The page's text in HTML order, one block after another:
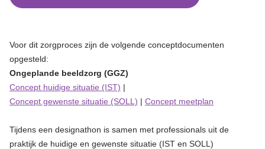
Voor dit zorgproces zijn de volgende conceptdocumenten
opgesteld:
Ongeplande beeldzorg (GGZ)
Concept huidige situatie (IST) |
Concept gewenste situatie (SOLL) | Concept meetplan
Tijdens een designathon is samen met professionals uit de
praktijk de huidige en gewenste situatie (IST en SOLL)